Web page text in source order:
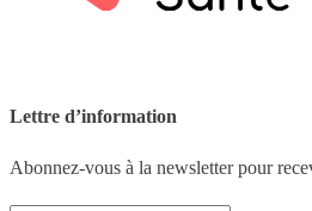
Lettre d’information
Abonnez-vous à la newsletter pour